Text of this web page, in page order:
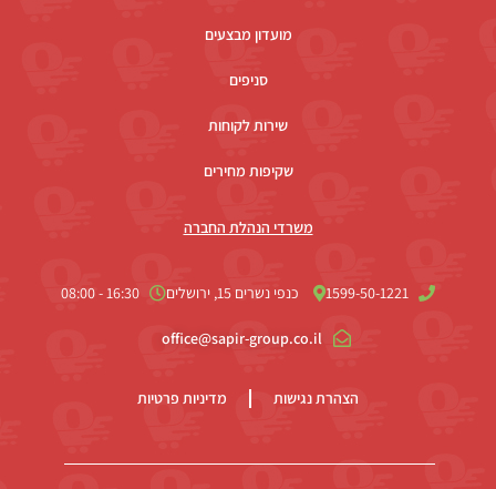
מועדון מבצעים
סניפים
שירות לקוחות
שקיפות מחירים
משרדי הנהלת החברה
1599-50-1221 כנפי נשרים 15, ירושלים 16:30 - 08:00
office@sapir-group.co.il
הצהרת נגישות מדיניות פרטיות